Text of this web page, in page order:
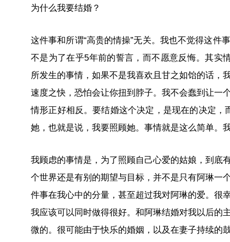
为什么我要结婚？
这件事和所谓“高贵的情操”无关。我也不觉得这件
不是为了在乎5年前的誓言，而不愿意反悔。其实
所发生的事情，如果不是我喜欢且甘之如饴的话，
速度之快，恐怕会让你扭到脖子。我不会蠢到让一
情形正好相反。要结婚这个决定，是现在的决定
她，也就是说，我要照顾她。事情就是这么简单。
我顾虑的事情是，为了照顾自己心爱的姑娘，到底
个世界还是有别的期望与目标，并不是只有阿琳一
件事在我心中的分量，甚至超过我对阿琳的爱。很
我应该可以同时做得很好。和阿琳结婚对我以后的
微的。很可能由于快乐的婚姻，以及在妻子持续的